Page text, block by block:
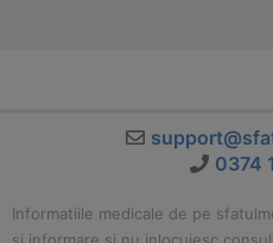
0374
Informatiile medicale de pe